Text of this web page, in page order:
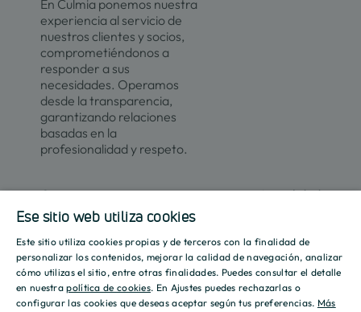
En Culmia ponemos nuestra
experiencia al servicio de
nuestros clientes y socios,
comprometiéndonos a
responder a sus
necesidades. Operamos
desde la transparencia,
garantizando relaciones
basadas en la
profesionalidad y respeto.
Contacto Actualidad
Promociones
Madrid
Culmia
Sobre
nosotros
Líneas
de
negocio
Actualidad
Tendencias
Recursos
Guías
SPANISH
ENGLISH
Ese sitio web utiliza cookies
Este sitio utiliza cookies propias y de terceros con la finalidad de
personalizar los contenidos, mejorar la calidad de navegación, analizar
cómo utilizas el sitio, entre otras finalidades. Puedes consultar el detalle
en nuestrapolítica de cookies. En Ajustes puedes rechazarlas o
configurar las cookies que deseas aceptar según tus preferencias. Más